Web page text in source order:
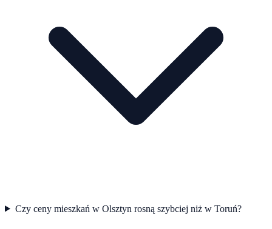
Czy ceny mieszkań w Olsztyn rosną szybciej niż w Toruń?